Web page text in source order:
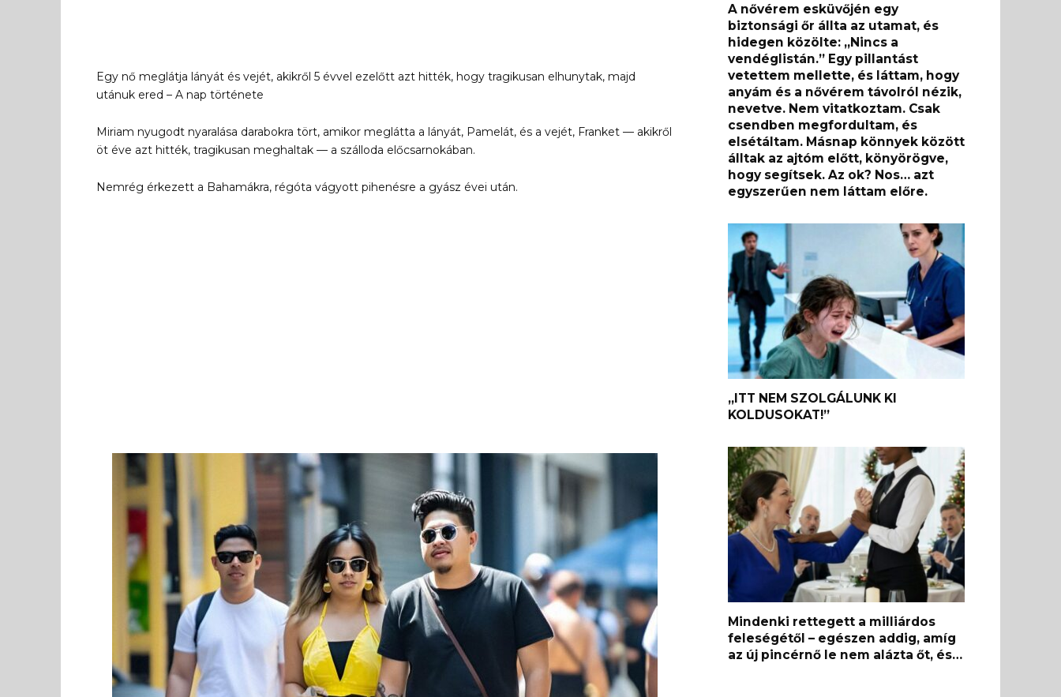
Egy nő meglátja lányát és vejét, akikről 5 évvel ezelőtt azt hitték, hogy tragikusan elhunytak, majd
utánuk ered – A nap története
Miriam nyugodt nyaralása darabokra tört, amikor meglátta a lányát, Pamelát, és a vejét, Franket — akikről
öt éve azt hitték, tragikusan meghaltak — a szálloda előcsarnokában.
Nemrég érkezett a Bahamákra, régóta vágyott pihenésre a gyász évei után.
A nővérem esküvőjén egy
biztonsági őr állta az utamat, és
hidegen közölte: „Nincs a
vendéglistán.” Egy pillantást
vetettem mellette, és láttam, hogy
anyám és a nővérem távolról nézik,
nevetve. Nem vitatkoztam. Csak
csendben megfordultam, és
elsétáltam. Másnap könnyek között
álltak az ajtóm előtt, könyörögve,
hogy segítsek. Az ok? Nos… azt
egyszerűen nem láttam előre.
„ITT NEM SZOLGÁLUNK KI
KOLDUSOKAT!”
Mindenki rettegett a milliárdos
feleségétől – egészen addig, amíg
az új pincérnő le nem alázta őt, és…